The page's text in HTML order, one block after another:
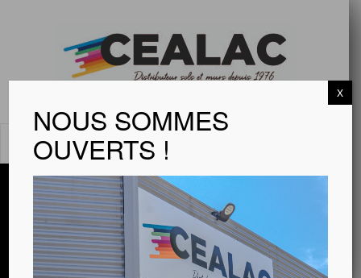
MENU
NOUS SOMMES
OUVERTS !
X